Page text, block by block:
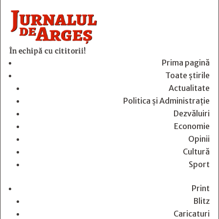
În echipă cu cititorii!
Prima pagină
Toate știrile
Actualitate
Politica și Administrație
Dezvăluiri
Economie
Opinii
Cultură
Sport
Print
Blitz
Caricaturi